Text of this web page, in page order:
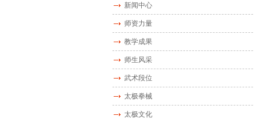
新闻中心
师资力量
教学成果
师生风采
武术段位
太极拳械
太极文化